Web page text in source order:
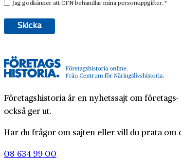
Företagshistoria är en nyhetssajt om
också ger ut.
Har du frågor om sajten eller vill du prata om
08-634 99 00